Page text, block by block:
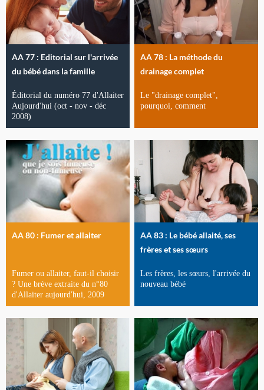
AA 77 : Editorial sur l'arrivée
du bébé dans la famille
Éditorial du numéro 77 d'Allaiter
Aujourd'hui (oct - nov - déc
2008)
AA 78 : La méthode du
drainage complet
Le "drainage complet",
pourquoi, comment
AA 80 : Fumer et allaiter
Fumer ou allaiter, faut-il choisir
? Une brève extraite du n°80
d'Allaiter aujourd'hui, 2009
AA 83 : Le bébé allaité, ses
frères et ses sœurs
Les frères, les sœurs, l'arrivée du
nouveau bébé